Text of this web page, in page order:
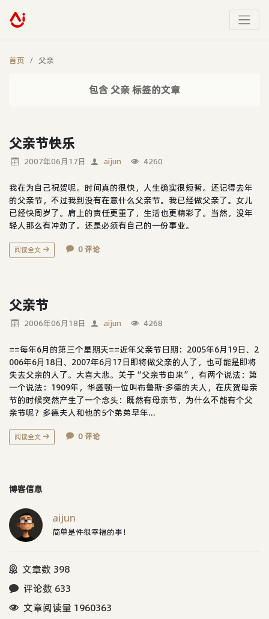
首页 父亲
包含 父亲 标签的文章
父亲节快乐
2007年06月17日 aijun 4260
我在为自己祝贺呢。时间真的很快，人生确实很短暂。还记得去年
的父亲节，不过我到没有在意什么父亲节。我已经做父亲了。女儿
已经快周岁了。肩上的责任更重了，生活也更精彩了。当然，没年
轻人那么有冲劲了。还是必须有自己的一份事业。
阅读全文 0 评论
父亲节
2006年06月18日 aijun 4268
==每年6月的第三个星期天==近年父亲节日期：2005年6月19日、2
006年6月18日、2007年6月17日即将做父亲的人了，也可能是即将
失去父亲的人了。大喜大悲。关于“父亲节由来”，有两个说法：第
一个说法：1909年，华盛顿一位叫布鲁斯·多德的夫人，在庆贺母亲
节的时候突然产生了一个念头：既然有母亲节，为什么不能有个父
亲节呢？多德夫人和他的5个弟弟早年...
阅读全文 0 评论
博客信息
aijun
简单是件很幸福的事！
文章数 398
评论数 633
文章阅读量 1960363